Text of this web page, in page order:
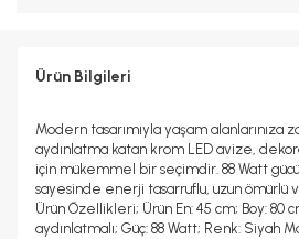
Ürün Bilgileri
Modern tasarımıyla yaşam alanlarınıza
aydınlatma katan krom LED avize,
için mükemmel bir seçimdir. 88 Watt
sayesinde enerji tasarruflu, uzun ömürlü
Ürün Özellikleri; Ürün En: 45 cm; Boy: 80
aydınlatmalı; Güç: 88 Watt; Renk: Siyah